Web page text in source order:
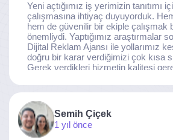
Yeni açtığımız iş yerimizin tanıtımı
çalışmasına ihtiyaç duyuyorduk.
hem de güvenilir bir ekiple çalışmak
önemliydi. Yaptığımız araştırmalar
Dijital Reklam Ajansı ile yollarımız
doğru bir karar verdiğimizi çok kısa
Gerek verdikleri hizmetin kalitesi
noktaya ulaştı. Kaliteden asla taviz
ekibine gönülden teşekkür ederiz.
Semih Çiçek
1 yıl önce